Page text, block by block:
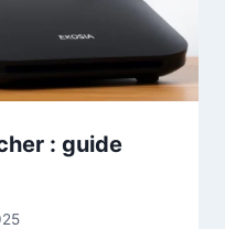
: guide